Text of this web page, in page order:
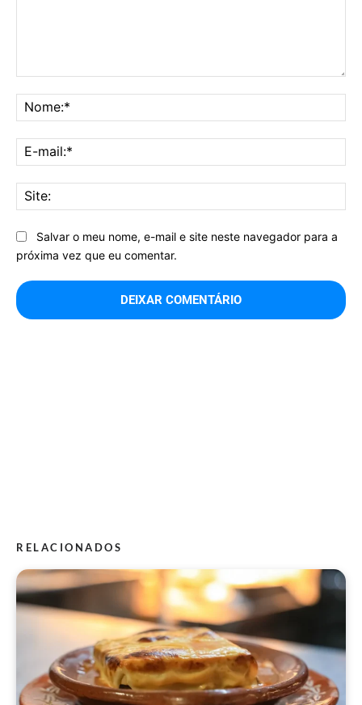
Salvar o meu nome, e-mail e site neste navegador para a
próxima vez que eu comentar.
RELACIONADOS